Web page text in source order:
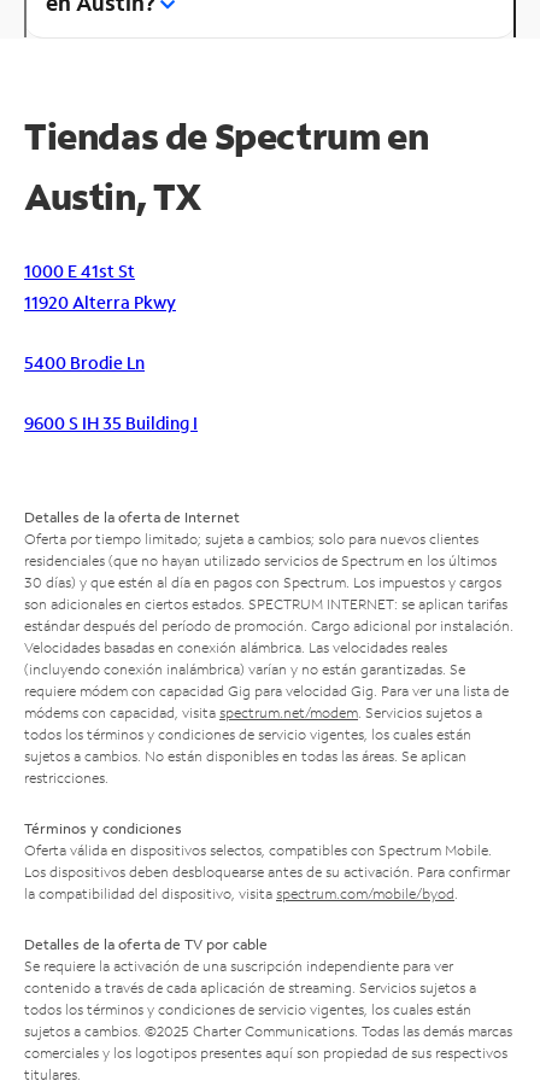
Tiendas de Spectrum en
Austin, TX
1000 E 41st St
11920 Alterra Pkwy
5400 Brodie Ln
9600 S IH 35 Building I
Detalles de la oferta de Internet
Oferta por tiempo limitado; sujeta a cambios; solo para nuevos clientes
residenciales (que no hayan utilizado servicios de Spectrum en los últimos
30 días) y que estén al día en pagos con Spectrum. Los impuestos y cargos
son adicionales en ciertos estados. SPECTRUM INTERNET: se aplican tarifas
estándar después del período de promoción. Cargo adicional por instalación.
Velocidades basadas en conexión alámbrica. Las velocidades reales
(incluyendo conexión inalámbrica) varían y no están garantizadas. Se
requiere módem con capacidad Gig para velocidad Gig. Para ver una lista de
módems con capacidad, visita spectrum.net/modem . Servicios sujetos a
todos los términos y condiciones de servicio vigentes, los cuales están
sujetos a cambios. No están disponibles en todas las áreas. Se aplican
restricciones.
Términos y condiciones
Oferta válida en dispositivos selectos, compatibles con Spectrum Mobile.
Los dispositivos deben desbloquearse antes de su activación. Para confirmar
la compatibilidad del dispositivo, visita spectrum.com/mobile/byod
Detalles de la oferta de TV por cable
Se requiere la activación de una suscripción independiente para ver
contenido a través de cada aplicación de streaming. Servicios sujetos a
todos los términos y condiciones de servicio vigentes, los cuales están
sujetos a cambios. ©2025 Charter Communications. Todas las demás marcas
comerciales y los logotipos presentes aquí son propiedad de sus respectivos
titulares.